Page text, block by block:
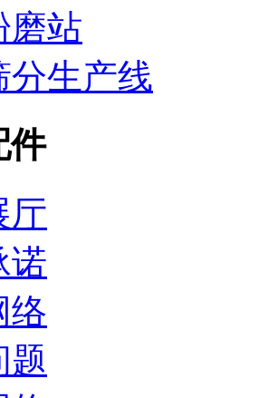
磨站
分生产线
件
厅
诺
络
题